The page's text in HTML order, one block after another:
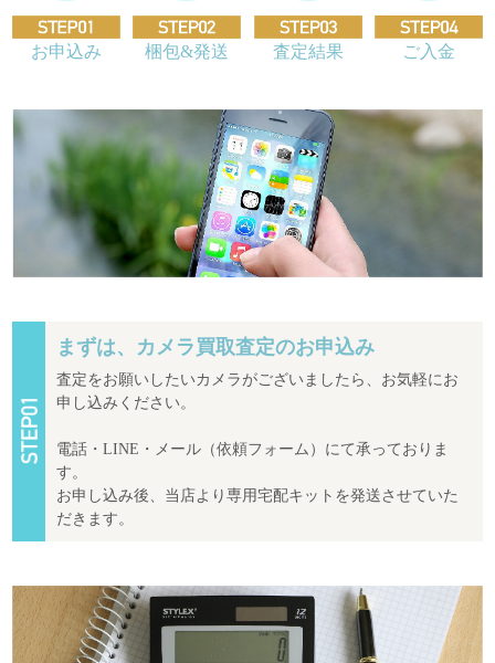
お申込み 梱包&発送 査定結果 ご入金
まずは、カメラ買取査定のお申込み
査定をお願いしたいカメラがございましたら、お気軽にお
申し込みください。
電話・LINE・メール（依頼フォーム）にて承っておりま
す。
お申し込み後、当店より専用宅配キットを発送させていた
だきます。